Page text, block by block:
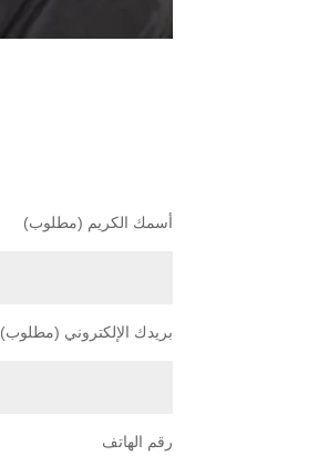
أسمك الكريم (مطلوب)
بريدك الإلكتروني (مطلوب)
رقم الهاتف